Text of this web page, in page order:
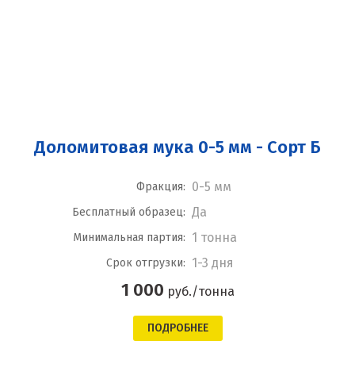
Доломитовая мука 0-5 мм - Сорт Б
Фракция: 0-5 мм
Бесплатный образец: Да
Минимальная партия: 1 тонна
Срок отгрузки: 1-3 дня
1 000 руб./тонна
ПОДРОБНЕЕ